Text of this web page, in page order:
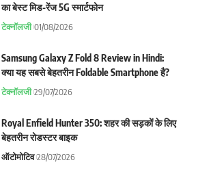
का बेस्ट मिड-रेंज 5G स्मार्टफोन
टेक्नॉलजी 01/08/2026
Samsung Galaxy Z Fold 8 Review in Hindi:
क्या यह सबसे बेहतरीन Foldable Smartphone है?
टेक्नॉलजी 29/07/2026
Royal Enfield Hunter 350: शहर की सड़कों के लिए
बेहतरीन रोडस्टर बाइक
ऑटोमोटिव 28/07/2026